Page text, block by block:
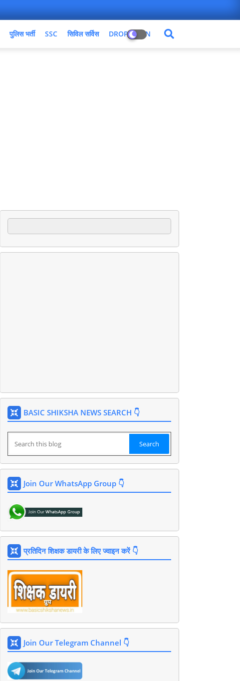
पुलिस भर्ती SSC सिविल सर्विस DROPDOWN
BASIC SHIKSHA NEWS SEARCH 👇
Join Our WhatsApp Group 👇
प्रतिदिन शिक्षक डायरी के लिए ज्वाइन करें 👇
Join Our Telegram Channel 👇